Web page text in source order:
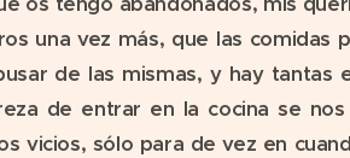
una vez más, que las comidas
de las mismas, y hay tantas
de entrar en la cocina se
vicios, sólo para de vez en